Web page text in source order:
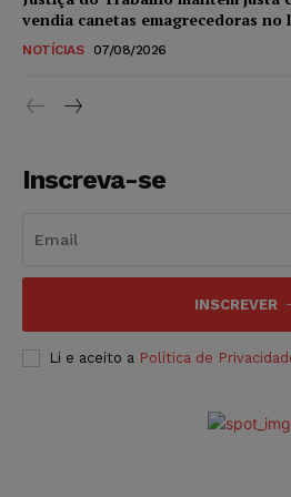
vendia canetas emagrecedoras no
NOTÍCIAS 07/08/2026
Inscreva-se
INSCREVER
Li e aceito a Política de